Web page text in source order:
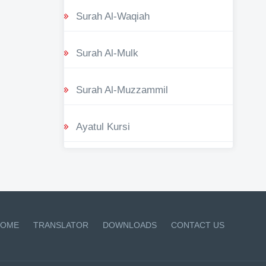
Surah Al-Waqiah
Surah Al-Mulk
Surah Al-Muzzammil
Ayatul Kursi
TRANSLATOR DOWNLOADS CONTACT US